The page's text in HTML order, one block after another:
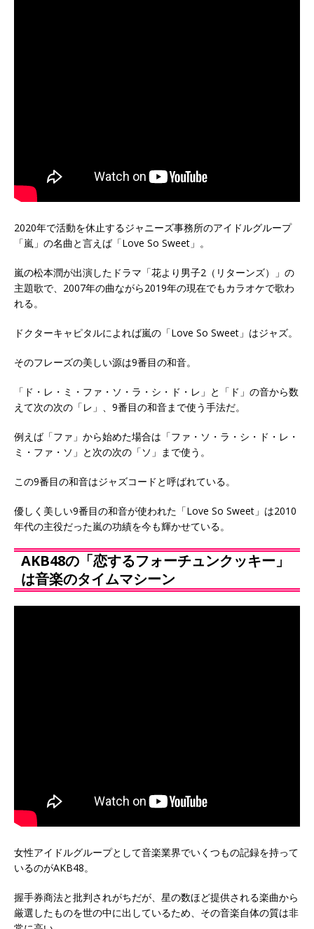
2020年で活動を休止するジャニーズ事務所のアイドルグループ
「嵐」の名曲と言えば「Love So Sweet」。
嵐の松本潤が出演したドラマ「花より男子2（リターンズ）」の
主題歌で、2007年の曲ながら2019年の現在でもカラオケで歌わ
れる。
ドクターキャピタルによれば嵐の「Love So Sweet」はジャズ。
そのフレーズの美しい源は9番目の和音。
「ド・レ・ミ・ファ・ソ・ラ・シ・ド・レ」と「ド」の音から数
えて次の次の「レ」、9番目の和音まで使う手法だ。
例えば「ファ」から始めた場合は「ファ・ソ・ラ・シ・ド・レ・
ミ・ファ・ソ」と次の次の「ソ」まで使う。
この9番目の和音はジャズコードと呼ばれている。
優しく美しい9番目の和音が使われた「Love So Sweet」は2010
年代の主役だった嵐の功績を今も輝かせている。
AKB48の「恋するフォーチュンクッキー」
は音楽のタイムマシーン
女性アイドルグループとして音楽業界でいくつもの記録を持って
いるのがAKB48。
握手券商法と批判されがちだが、星の数ほど提供される楽曲から
厳選したものを世の中に出しているため、その音楽自体の質は非